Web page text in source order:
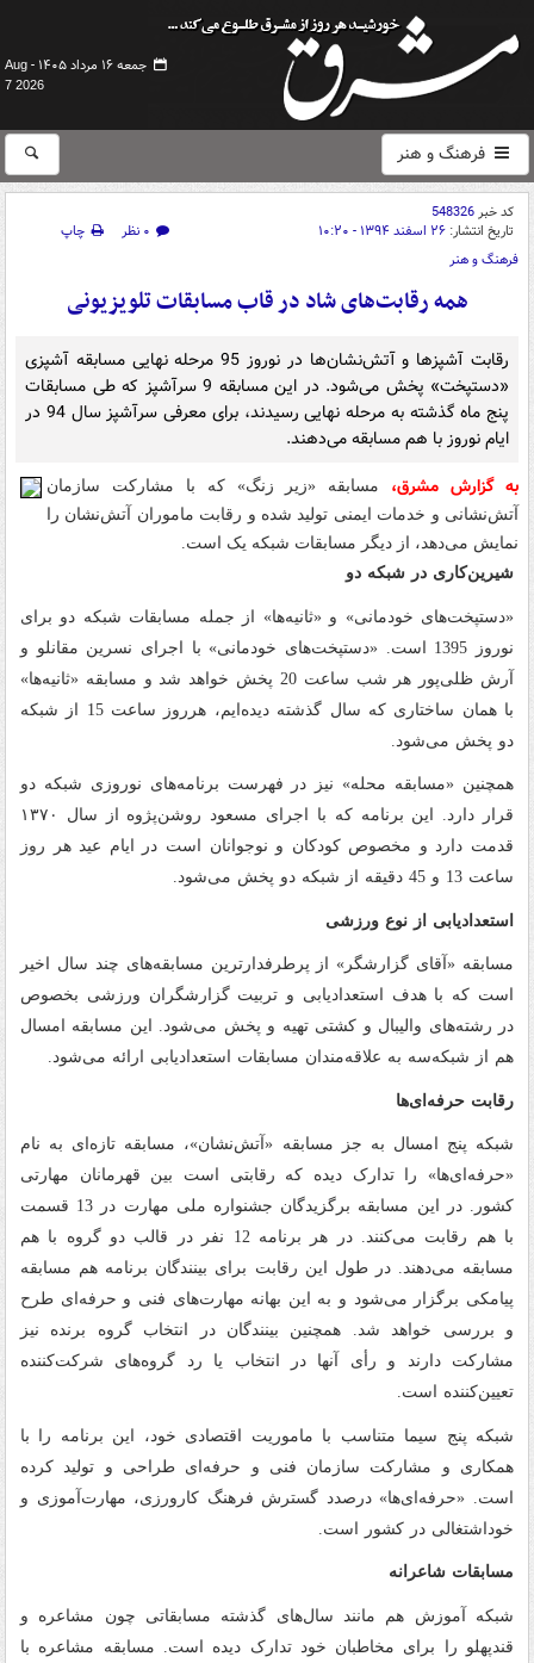
جمعه ۱۶ مرداد ۱۴۰۵ -
Aug
7 2026
فرهنگ و هنر
کد خبر548326
تاریخ انتشار: ۲۶ اسفند ۱۳۹۴ - ۱۰:۲۰ ۰ نظر
چاپ
فرهنگ و هنر
همه رقابت‌های شاد در قاب مسابقات تلویزیونی
رقابت آشپزها و آتش‌نشان‌ها در نوروز 95 مرحله نهایی مسابقه آشپزی
«دستپخت» پخش می‌شود. در این مسابقه 9 سرآشپز که طی مسابقات
پنج ماه گذشته به مرحله نهایی رسیدند، برای معرفی سرآشپز سال 94 در
ایام نوروز با هم مسابقه می‌دهند.
به گزارش مشرق،
مسابقه «زیر زنگ» که با مشارکت سازمان
آتش‌نشانی و خدمات ایمنی تولید شده و رقابت ماموران آتش‌نشان را
نمایش می‌دهد، از دیگر مسابقات شبکه یک است.
شیرین‌کاری در شبکه دو
«دستپخت‌های خودمانی» و «ثانیه‌ها» از جمله مسابقات شبکه دو برای
نوروز 1395 است. «دستپخت‌های خودمانی» با اجرای نسرین مقانلو و
آرش ظلی‌پور هر شب ساعت 20 پخش خواهد شد و مسابقه «ثانیه‌ها»
با همان ساختاری که سال گذشته دیده‌ایم، هرروز ساعت 15 از شبکه
دو پخش می‌شود.
همچنین «مسابقه محله» نیز در فهرست برنامه‌های نوروزی شبکه دو
قرار دارد. این برنامه که ‌با اجرای مسعود روشن‌پژوه از سال ۱۳۷۰
قدمت دارد و مخصوص کودکان و نوجوانان است در ایام عید هر روز
ساعت 13 و 45 دقیقه از شبکه دو پخش می‌شود.
استعدادیابی از نوع ورزشی
مسابقه «آقای گزارشگر» از پرطرفدارترین مسابقه‌های چند سال اخیر
است که با هدف استعدادیابی و تربیت گزارشگران ورزشی بخصوص
در رشته‌های والیبال و کشتی تهیه و پخش می‌شود. این مسابقه امسال
هم از شبکه‌سه به علاقه‌مندان مسابقات استعدادیابی ارائه می‌شود.
رقابت حرفه‌ای‌ها
شبکه پنج امسال به جز مسابقه «آتش‌نشان»، مسابقه تازه‌ای به نام
«حرفه‌ای‌ها» را تدارک دیده که رقابتی است بین قهرمانان مهارتی
کشور. در این مسابقه برگزیدگان جشنواره ملی مهارت در 13 قسمت
با هم رقابت می‌کنند. در هر برنامه 12 نفر در قالب دو گروه با هم
مسابقه می‌دهند. در طول این رقابت برای بینندگان برنامه هم مسابقه
پیامکی برگزار می‌شود و به این بهانه مهارت‌های فنی و حرفه‌ای طرح
و بررسی خواهد شد. همچنین بینندگان در انتخاب گروه برنده نیز
مشارکت دارند و رأی آنها در انتخاب یا رد گروه‌های شرکت‌کننده
تعیین‌کننده است.
شبکه پنج سیما متناسب با ماموریت اقتصادی خود، این برنامه را با
همکاری و مشارکت سازمان فنی و حرفه‌ای طراحی و تولید کرده
است. «حرفه‌ای‌ها» درصدد گسترش فرهنگ کارورزی، مهارت‌آموزی و
خوداشتغالی در کشور است.
مسابقات شاعرانه
شبکه آموزش هم مانند سال‌های گذشته مسابقاتی چون مشاعره و
قندپهلو را برای مخاطبان خود تدارک دیده‌ است. مسابقه مشاعره با